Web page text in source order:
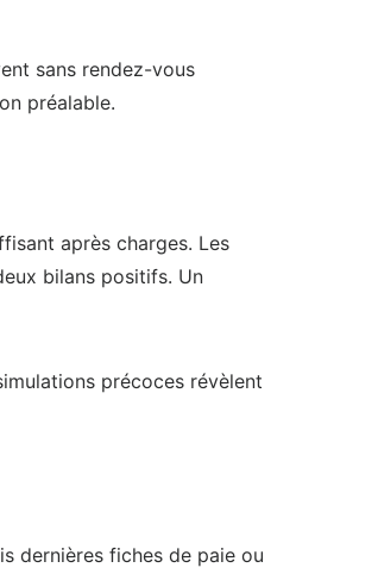
sans rendez-vous
préalable.
après charges. Les
bilans positifs. Un
précoces révèlent
dernières fiches de paie ou